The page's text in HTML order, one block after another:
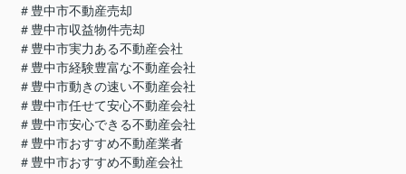
＃豊中市不動産売却
＃豊中市収益物件売却
＃豊中市実力ある不動産会社
＃豊中市経験豊富な不動産会社
＃豊中市動きの速い不動産会社
＃豊中市任せて安心不動産会社
＃豊中市安心できる不動産会社
＃豊中市おすすめ不動産業者
＃豊中市おすすめ不動産会社